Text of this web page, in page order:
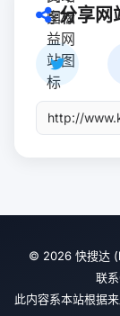
分享网
© 2026 快搜达
联
此内容系本站根据